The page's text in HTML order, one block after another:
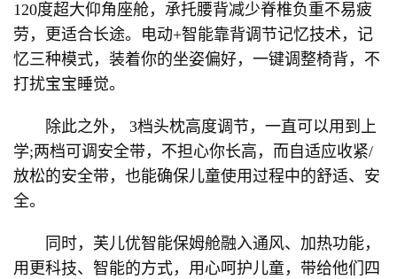
120度超大仰角座舱，承托腰背减少脊椎负重不易疲
劳，更适合长途。电动+智能靠背调节记忆技术，记
忆三种模式，装着你的坐姿偏好，一键调整椅背，不
打扰宝宝睡觉。
除此之外， 3档头枕高度调节，一直可以用到上
学;两档可调安全带，不担心你长高，而自适应收紧/
放松的安全带，也能确保儿童使用过程中的舒适、安
全。
同时，芙儿优智能保姆舱融入通风、加热功能，
用更科技、智能的方式，用心呵护儿童，带给他们四